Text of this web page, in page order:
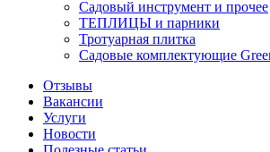
Садовый инструмент и прочее
ТЕПЛИЦЫ и парники
Тротуарная плитка
Садовые комплектующие
Отзывы
Вакансии
Услуги
Новости